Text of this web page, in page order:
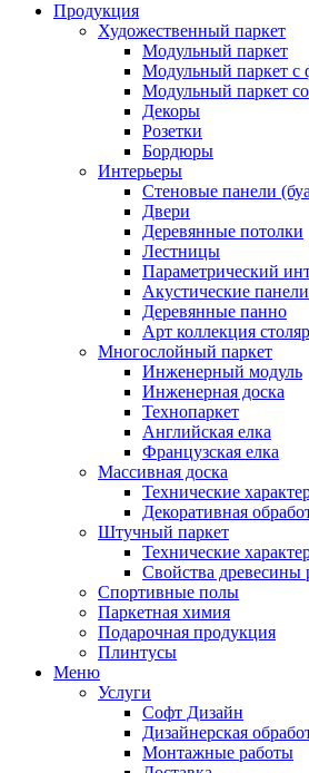
Продукция
Художественный паркет
Модульный паркет
Модульный паркет
Модульный паркет
Декоры
Розетки
Бордюры
Интерьеры
Стеновые панели
Двери
Деревянные потолки
Лестницы
Параметрический
Акустические панели
Деревянные панно
Арт коллекция
Многослойный паркет
Инженерный модуль
Инженерная доска
Технопаркет
Английская елка
Французская елка
Массивная доска
Технические
Декоративная
Штучный паркет
Технические
Свойства древесины
Спортивные полы
Паркетная химия
Подарочная продукция
Плинтусы
Меню
Услуги
Софт Дизайн
Дизайнерская
Монтажные работы